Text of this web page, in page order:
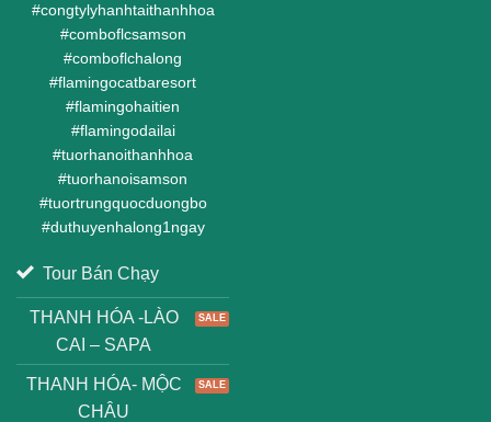
#congtylyhanhtaithanhhoa
#comboflcsamson
#comboflchalong
#flamingocatbaresort
#flamingohaitien
#flamingodailai
#tuorhanoithanhhoa
#tuorhanoisamson
#tuortrungquocduongbo
#duthuyenhalong1ngay
Tour Bán Chạy
THANH HÓA -LÀO
CAI – SAPA
THANH HÓA- MỘC
CHÂU